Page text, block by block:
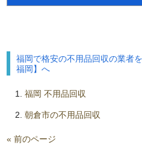
福岡で格安の不用品回収の業者
福岡】へ
福岡 不用品回収
朝倉市の不用品回収
« 前のページ